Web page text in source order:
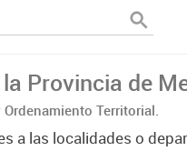
Provincia de
Territorial.
a las localidades o